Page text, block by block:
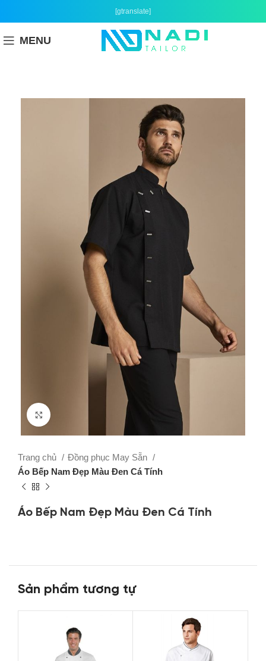
[gtranslate]
MENU
Trang chủ
Đồng phục May Sẵn
Áo Bếp Nam Đẹp Màu Đen Cá Tính
Áo Bếp Nam Đẹp Màu Đen Cá Tính
Sản phẩm tương tự